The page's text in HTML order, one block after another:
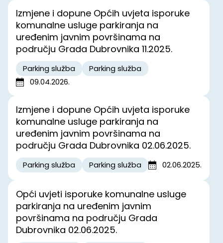
Izmjene i dopune Općih uvjeta isporuke
komunalne usluge parkiranja na
uređenim javnim površinama na
području Grada Dubrovnika 11.2025.
Parking služba
Parking služba
09.04.2026.
Izmjene i dopune Općih uvjeta isporuke
komunalne usluge parkiranja na
uređenim javnim površinama na
području Grada Dubrovnika 02.06.2025.
Parking služba Parking služba 02.06.2025.
Opći uvjeti isporuke komunalne usluge
parkiranja na uređenim javnim
površinama na području Grada
Dubrovnika 02.06.2025.